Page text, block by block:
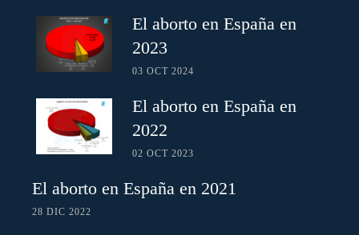
El aborto en España en
2023
03 OCT 2024
El aborto en España en
2022
02 OCT 2023
El aborto en España en 2021
28 DIC 2022